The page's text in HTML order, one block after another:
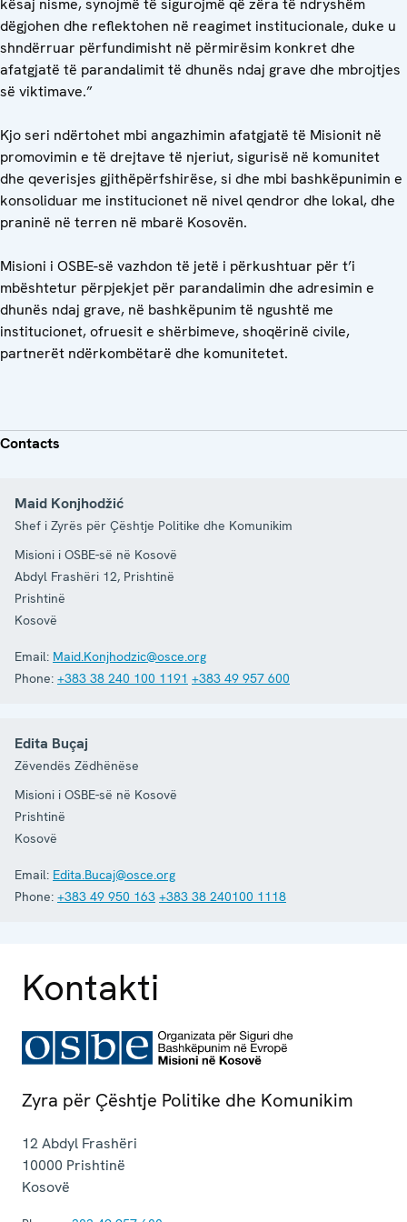
dëgjohen dhe reflektohen në reagimet institucionale, duke u
shndërruar përfundimisht në përmirësim konkret dhe
afatgjatë të parandalimit të dhunës ndaj grave dhe mbrojtjes
së viktimave.”
Kjo seri ndërtohet mbi angazhimin afatgjatë të Misionit në
promovimin e të drejtave të njeriut, sigurisë në komunitet
dhe qeverisjes gjithëpërfshirëse, si dhe mbi bashkëpunimin e
konsoliduar me institucionet në nivel qendror dhe lokal, dhe
praninë në terren në mbarë Kosovën.
Misioni i OSBE-së vazhdon të jetë i përkushtuar për t’i
mbështetur përpjekjet për parandalimin dhe adresimin e
dhunës ndaj grave, në bashkëpunim të ngushtë me
institucionet, ofruesit e shërbimeve, shoqërinë civile,
partnerët ndërkombëtarë dhe komunitetet.
Contacts
Maid Konjhodžić
Shef i Zyrës për Çështje Politike dhe Komunikim
Misioni i OSBE-së në Kosovë
Abdyl Frashëri 12, Prishtinë
Prishtinë
Kosovë
Email: Maid.Konjhodzic@osce.org
Phone: +383 38 240 100 1191 +383 49 957 600
Edita Buçaj
Zëvendës Zëdhënëse
Misioni i OSBE-së në Kosovë
Prishtinë
Kosovë
Email: Edita.Bucaj@osce.org
Phone: +383 49 950 163 +383 38 240100 1118
Kontakti
Zyra për Çështje Politike dhe Komunikim
12 Abdyl Frashëri
10000 Prishtinë
Kosovë